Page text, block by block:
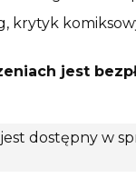
krytyk
jest
jest dostępny w